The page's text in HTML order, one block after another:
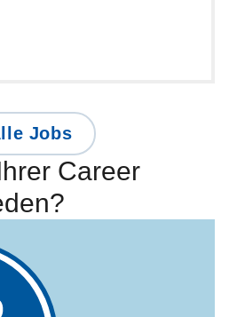
Jobs
Career